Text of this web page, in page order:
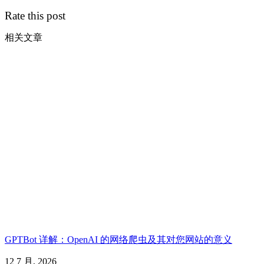
Rate this post
相关文章
GPTBot 详解：OpenAI 的网络爬虫及其对您网站的意义
12 7 月, 2026